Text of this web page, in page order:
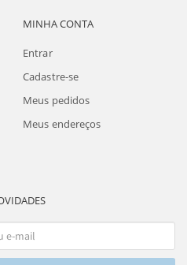
MINHA CONTA
Entrar
Cadastre-se
Meus pedidos
Meus endereços